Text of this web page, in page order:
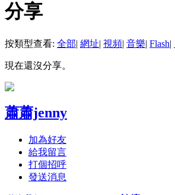
分享
按類型查看: 全部| 網址| 視頻| 音樂| Flash|
現在還沒分享。
蕭蕭jenny
加為好友
給我留言
打個招呼
發送消息